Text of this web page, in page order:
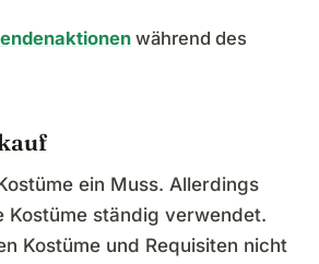
während des
ein Muss. Allerdings
Kostüme ständig verwendet.
Kostüme und Requisiten nicht